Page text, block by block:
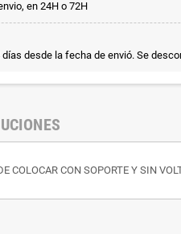
en 24H o 72H
desde la fecha de envió. Se
COLOCAR CON SOPORTE Y SIN